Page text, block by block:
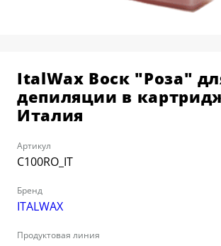
ItalWax Воск "Роза"
депиляции в
Италия
Артикул
C100RO_IT
Бренд
ITALWAX
Продуктовая линия